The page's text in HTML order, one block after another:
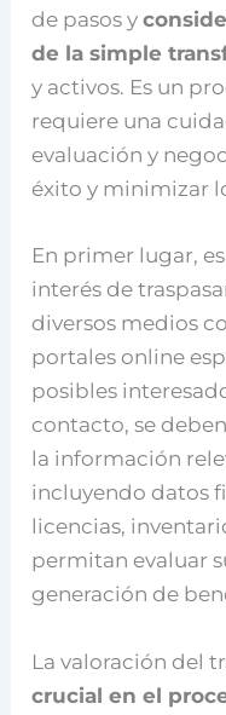
de pasos y
de la simple
y activos. Es un
requiere una
evaluación y
éxito y minimizar
En primer lugar,
interés de
diversos medios
portales online
posibles
contacto, se
la información
incluyendo datos
licencias,
permitan evaluar
generación de
La valoración del
crucial en el